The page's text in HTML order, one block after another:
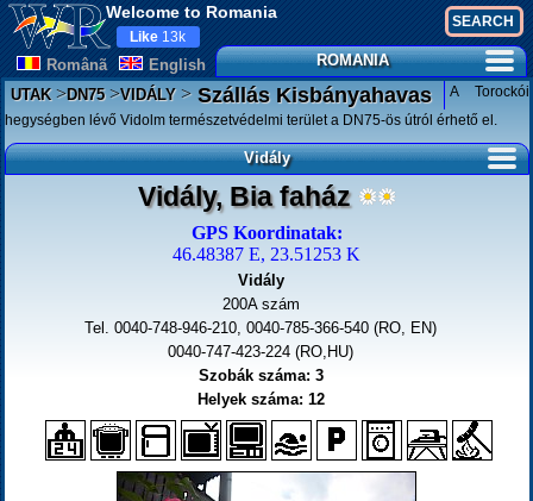
Welcome to Romania
Românã English
Like 13k
ROMANIA
UTAK>DN75>VIDÁLY>Szállás Kisbányahavas
A Torockói
hegységben lévő Vidolm természetvédelmi terület a DN75-ös útról érhető el.
Vidály
Vidály, Bia faház
GPS Koordinatak:
46.48387 E, 23.51253 K
Vidály
200A szám
Tel. 0040-748-946-210, 0040-785-366-540 (RO, EN)
0040-747-423-224 (RO,HU)
Szobák száma: 3
Helyek száma: 12